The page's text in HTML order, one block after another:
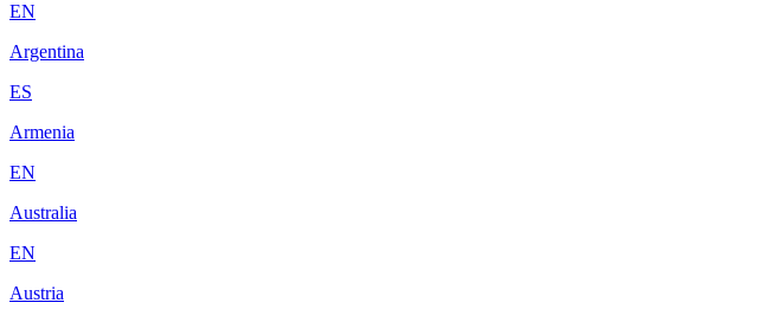
EN
Argentina
ES
Armenia
EN
Australia
EN
Austria